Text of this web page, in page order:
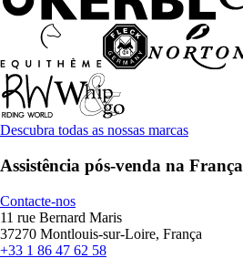
Descubra todas as nossas marcas
Assistência pós-venda na França
Contacte-nos
11 rue Bernard Maris
37270 Montlouis-sur-Loire, França
+33 1 86 47 62 58